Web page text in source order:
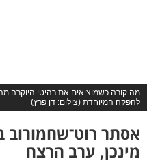
מה קורה כשמוציאים את רהיטי היוקרה
להפקה המיוחדת (צילום: דן פרץ)
אסתר רוט־שחמורוב
מינכן, ערב הרצח